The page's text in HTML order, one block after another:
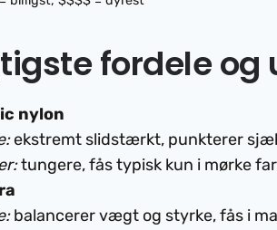
fordele
nylon
ekstremt slidstærkt, punkterer
tungere, fås typisk kun i mørke
balancerer vægt og styrke, fås i